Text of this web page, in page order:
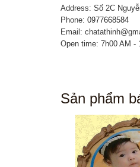
Address: Số 2C
Phone: 0977668584
Email:
Open time: 7h00 AM -
Sản phẩm